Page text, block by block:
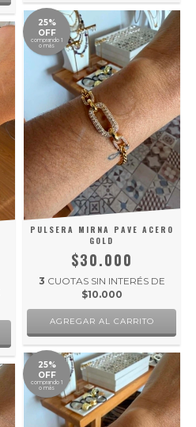
25%
OFF
comprando 1
o más
PULSERA MIRNA PAVE ACERO
GOLD
$30.000
3 CUOTAS SIN INTERÉS DE
$10.000
25%
OFF
comprando 1
o más